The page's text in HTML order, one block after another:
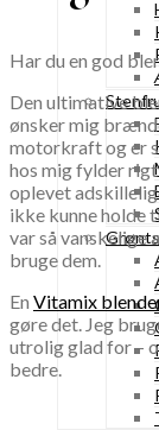
Har du en god
Den ultimative
ønsker mig
motorkraft og er
hos mig fylder
oplevet
ikke kunne holde
var så vanskelige
bruge dem.
En Vitamix
gøre det. Jeg
utrolig glad for –
bedre.